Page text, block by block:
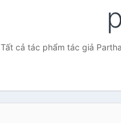
Tất cả tác phẩm tác giả